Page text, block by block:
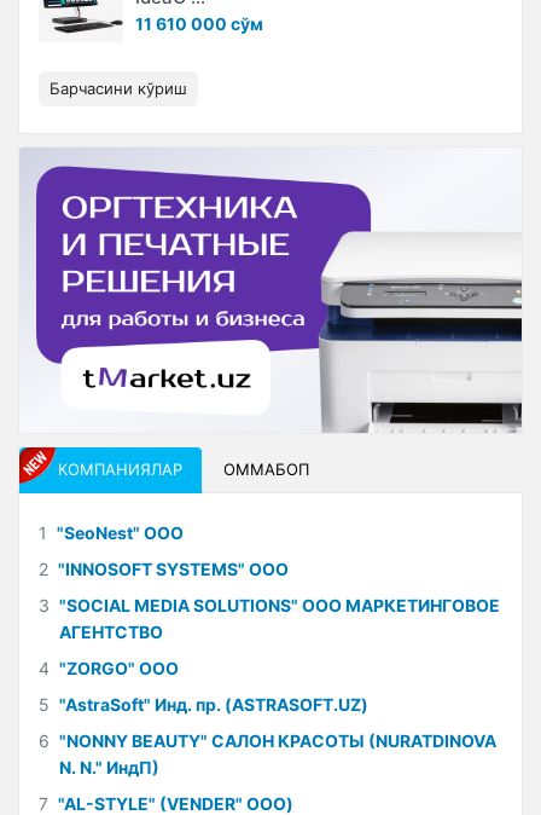
11 610 000 сўм
Барчасини кўриш
КОМПАНИЯЛАР ОММАБОП
1 "SeoNest" ООО
2 "INNOSOFT SYSTEMS" ООО
3 "SOCIAL MEDIA SOLUTIONS" ООО МАРКЕТИНГОВОЕ
АГЕНТСТВО
4 "ZORGO" ООО
5 "AstraSoft" Инд. пр. (ASTRASOFT.UZ)
6 "NONNY BEAUTY" САЛОН КРАСОТЫ (NURATDINOVA
N. N." ИндП)
7 "AL-STYLE" (VENDER" ООО)